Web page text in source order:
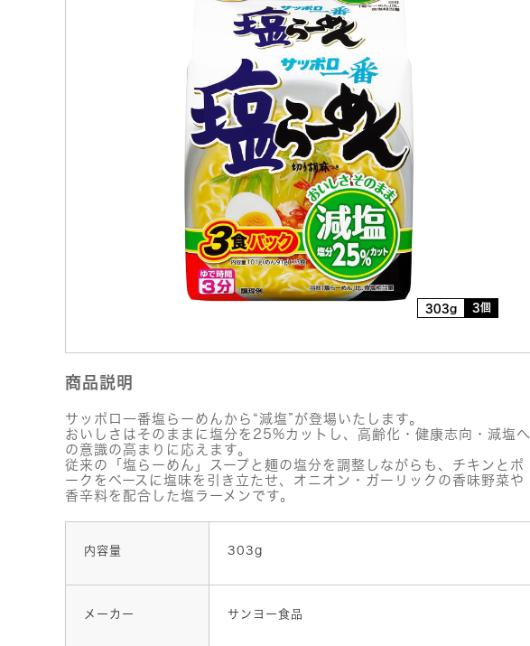
303g 3個
商品説明
サッポロ一番塩らーめんから“減塩”が登場いたします。
おいしさはそのままに塩分を25%カットし、高齢化・健康志向・減塩へ
の意識の高まりに応えます。
従来の「塩らーめん」スープと麺の塩分を調整しながらも、チキンとポ
ークをベースに塩味を引き立たせ、オニオン・ガーリックの香味野菜や
香辛料を配合した塩ラーメンです。
内容量 303g
メーカー サンヨー食品